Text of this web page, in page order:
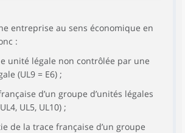
entreprise au sens économique en
:
unité légale non contrôlée par une
(UL9 = E6) ;
d’un groupe d’unités légales
UL5, UL10) ;
de la trace française d’un groupe